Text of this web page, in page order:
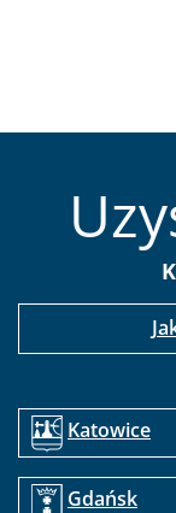
Katowice
Gdańsk